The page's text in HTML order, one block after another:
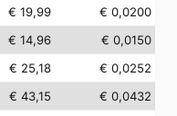
€ 19,99
€ 0,0200
€ 14,96
€ 0,0150
€ 25,18
€ 0,0252
€ 43,15
€ 0,0432